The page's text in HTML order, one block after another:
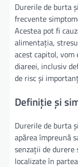
Durerile de burta
frecvente
Acestea pot fi
alimentația,
acest capitol, vom
diareei, inclusiv
de risc și
Definiție și
Durerile de burta
apărea împreună
senzații de durere
localizate în